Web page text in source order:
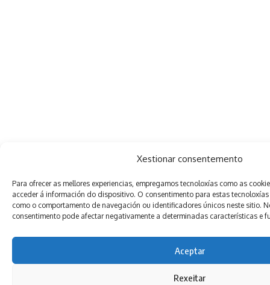
Xestionar consentemento
Para ofrecer as mellores experiencias, empregamos tecnoloxías como as
acceder á información do dispositivo. O consentimento para estas
como o comportamento de navegación ou identificadores únicos neste sitio.
consentimento pode afectar negativamente a determinadas características e
Aceptar
Rexeitar